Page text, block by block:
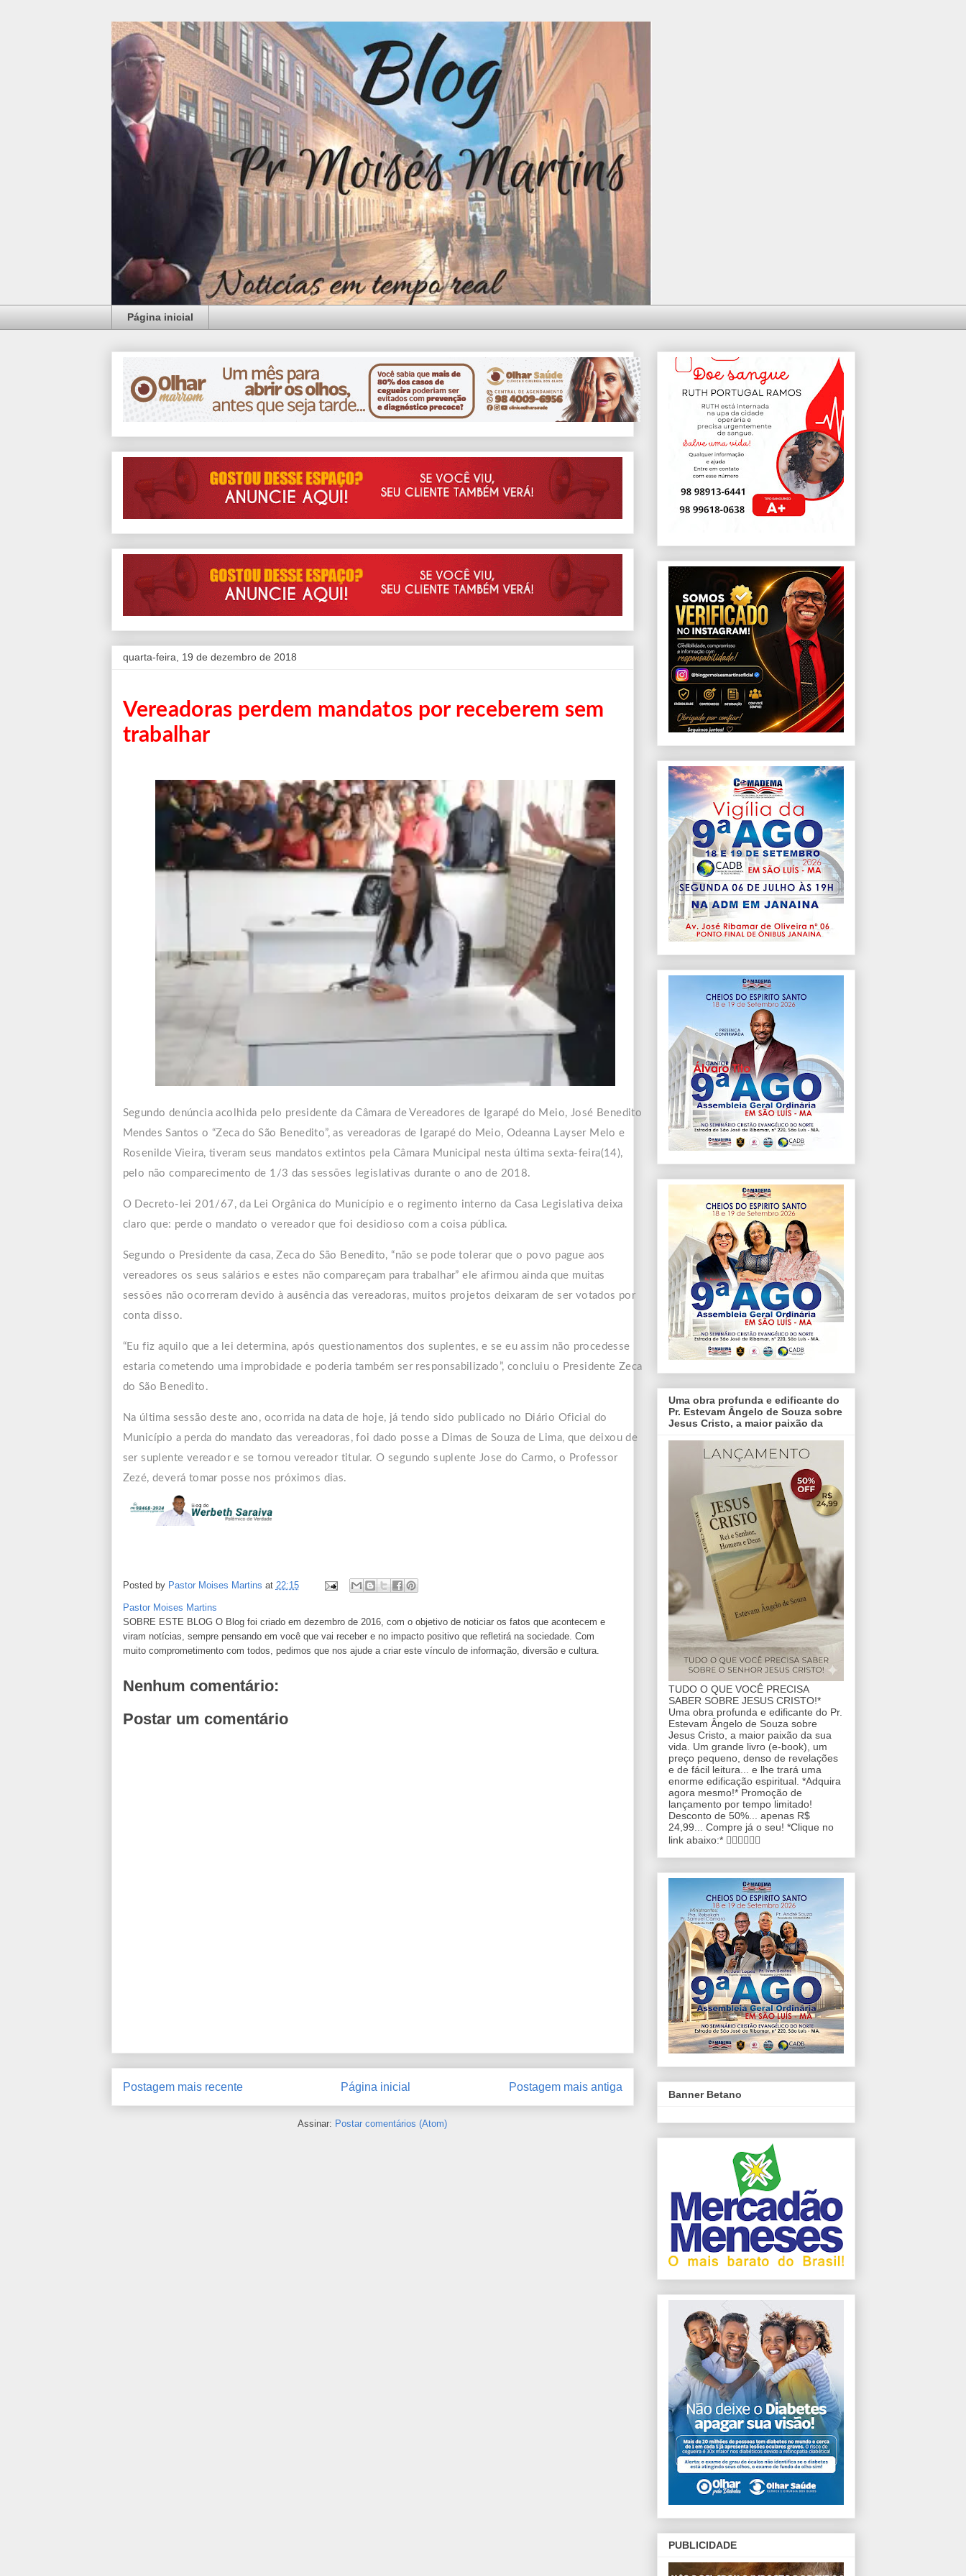
Página inicial
quarta-feira, 19 de dezembro de 2018
Vereadoras perdem mandatos por receberem sem
trabalhar
Segundo denúncia acolhida pelo presidente da Câmara de Vereadores de Igarapé do Meio, José Benedito
Mendes Santos o “Zeca do São Benedito”, as vereadoras de Igarapé do Meio, Odeanna Layser Melo e
Rosenilde Vieira, tiveram seus mandatos extintos pela Câmara Municipal nesta última sexta-feira(14),
pelo não comparecimento de 1/3 das sessões legislativas durante o ano de 2018.
O Decreto-lei 201/67, da Lei Orgânica do Município e o regimento interno da Casa Legislativa deixa
claro que: perde o mandato o vereador que foi desidioso com a coisa pública.
Segundo o Presidente da casa, Zeca do São Benedito, “não se pode tolerar que o povo pague aos
vereadores os seus salários e estes não compareçam para trabalhar” ele afirmou ainda que muitas
sessões não ocorreram devido à ausência das vereadoras, muitos projetos deixaram de ser votados por
conta disso.
“Eu fiz aquilo que a lei determina, após questionamentos dos suplentes, e se eu assim não procedesse
estaria cometendo uma improbidade e poderia também ser responsabilizado”, concluiu o Presidente Zeca
do São Benedito.
Na última sessão deste ano, ocorrida na data de hoje, já tendo sido publicado no Diário Oficial do
Município a perda do mandato das vereadoras, foi dado posse a Dimas de Souza de Lima, que deixou de
ser suplente vereador e se tornou vereador titular. O segundo suplente Jose do Carmo, o Professor
Zezé, deverá tomar posse nos próximos dias.
Posted by Pastor Moises Martins at 22:15
Pastor Moises Martins
SOBRE ESTE BLOG O Blog foi criado em dezembro de 2016, com o objetivo de noticiar os fatos que acontecem e
viram notícias, sempre pensando em você que vai receber e no impacto positivo que refletirá na sociedade. Com
muito comprometimento com todos, pedimos que nos ajude a criar este vínculo de informação, diversão e cultura.
Nenhum comentário:
Postar um comentário
Postagem mais recente Postagem mais antiga
Página inicial
Assinar: Postar comentários (Atom)
Uma obra profunda e edificante do
Pr. Estevam Ângelo de Souza sobre
Jesus Cristo, a maior paixão da
TUDO O QUE VOCÊ PRECISA
SABER SOBRE JESUS CRISTO!*
Uma obra profunda e edificante do Pr.
Estevam Ângelo de Souza sobre
Jesus Cristo, a maior paixão da sua
vida. Um grande livro (e-book), um
preço pequeno, denso de revelações
e de fácil leitura... e lhe trará uma
enorme edificação espiritual. *Adquira
agora mesmo!* Promoção de
lançamento por tempo limitado!
Desconto de 50%... apenas R$
24,99... Compre já o seu! *Clique no
link abaixo:* 👇🏼👇🏼👇🏼
Banner Betano
PUBLICIDADE